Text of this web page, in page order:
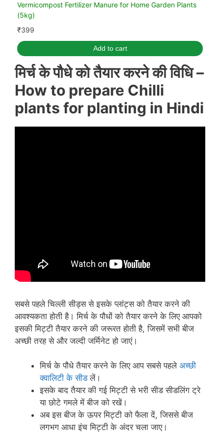
Vermicompost Fertilizer Manure for Home Garden Plants
(5kg)
₹399
Add to cart
मिर्च के पौधे को तैयार करने की विधि–
How to prepare Chilli
plants for planting in Hindi
सबसे पहले चिल्ली सीड्स से इसके प्लांट्स को तैयार करने की
आवश्यकता होती है। मिर्च के पौधों को तैयार करने के लिए आपको
इसकी मिट्टी तैयार करने की जरूरत होती है, जिसमें सभी बीज
अच्छी तरह से और जल्दी जर्मिनेट हो जाएं।
मिर्च के पौधे तैयार करने के लिए आप सबसे पहले अच्छी
क्वालिटी के सीडलें।
इसके बाद तैयार की गई मिट्टी से भरी सीड सीडलिंग ट्रे
या छोटे गमले में बीज को रखें।
अब इस बीज के ऊपर मिट्टी को फैला दें, जिससे बीज
लगभग आधा इंच मिट्टी के अंदर चला जाए।